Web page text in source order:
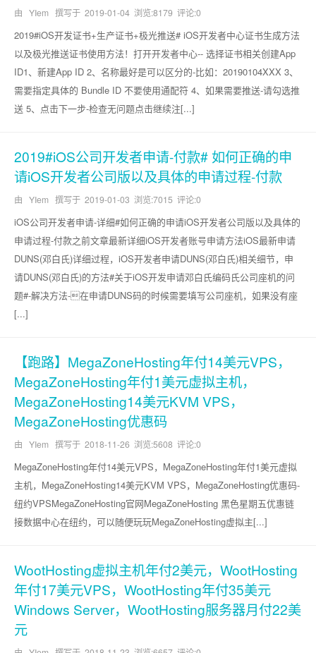
由 YIem 撰写于 2019-01-04 浏览:8179 评论:0
2019#iOS开发证书+生产证书+极光推送# iOS开发者中心证书生成方法
以及极光推送证书使用方法！打开开发者中心-- 选择证书相关创建App
ID1、新建App ID 2、名称最好是可以区分的-比如：20190104XXX 3、
需要指定具体的 Bundle ID 不要使用通配符 4、如果需要推送-请勾选推
送 5、点击下一步-检查无问题点击继续注[...]
2019#iOS公司开发者申请-付款# 如何正确的申
请iOS开发者公司版以及具体的申请过程-付款
由 YIem 撰写于 2019-01-03 浏览:7015 评论:0
iOS公司开发者申请-详细#如何正确的申请iOS开发者公司版以及具体的
申请过程-付款之前文章最新详细iOS开发者账号申请方法iOS最新申请
DUNS(邓白氏)详细过程，iOS开发者申请DUNS(邓白氏)相关细节，申
请DUNS(邓白氏)的方法#关于iOS开发申请邓白氏编码氏公司座机的问
题#-解决方法-在申请DUNS码的时候需要填写公司座机，如果没有座
[...]
【跑路】MegaZoneHosting年付14美元VPS，
MegaZoneHosting年付1美元虚拟主机，
MegaZoneHosting14美元KVM VPS，
MegaZoneHosting优惠码
由 YIem 撰写于 2018-11-26 浏览:5608 评论:0
MegaZoneHosting年付14美元VPS，MegaZoneHosting年付1美元虚拟
主机，MegaZoneHosting14美元KVM VPS，MegaZoneHosting优惠码-
纽约VPSMegaZoneHosting官网MegaZoneHosting 黑色星期五优惠链
接数据中心在纽约，可以随便玩玩MegaZoneHosting虚拟主[...]
WootHosting虚拟主机年付2美元，WootHosting
年付17美元VPS，WootHosting年付35美元
Windows Server，WootHosting服务器月付22美
元